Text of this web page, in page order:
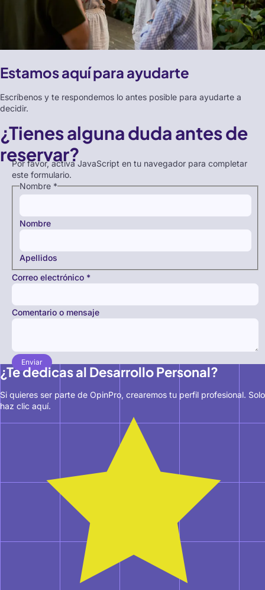
Estamos aquí para ayudarte
Escríbenos y te respondemos lo antes posible para ayudarte a
decidir.
¿Tienes alguna duda antes de
reservar?
Por favor, activa JavaScript en tu navegador para completar
este formulario.
Nombre *
Nombre
Apellidos
Correo electrónico *
Comentario o mensaje
Enviar
¿Te dedicas al Desarrollo Personal?
Si quieres ser parte de OpinPro, crearemos tu perfil profesional. Solo
haz clic aquí.